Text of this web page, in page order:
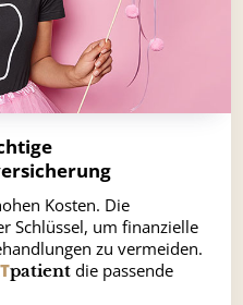
Kosten. Die
Schlüssel, um finanzielle
zu vermeiden.
patient die passende